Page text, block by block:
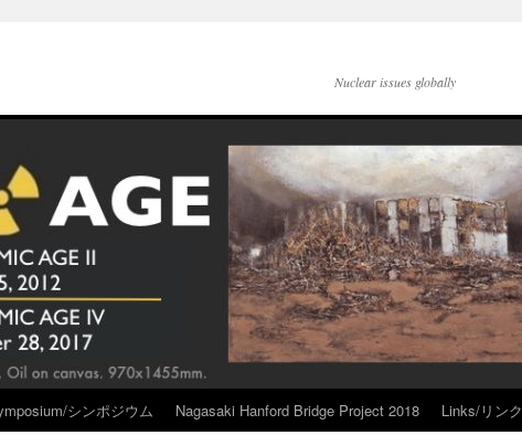
Nuclear issues globally
シンポジウム Nagasaki Hanford Bridge Project 2018 Links/リンク